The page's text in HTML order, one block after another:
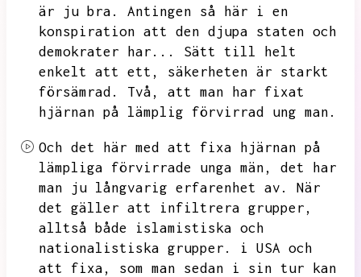
är ju bra.
Antingen så här i en
konspiration att den djupa staten och
demokrater har...
Sätt till helt
enkelt att ett,
säkerheten är starkt
försämrad.
Två,
att man har fixat
hjärnan på lämplig förvirrad ung man.
Och det här med att fixa hjärnan på
lämpliga förvirrade unga män,
det har
man ju långvarig erfarenhet av.
När
det gäller att infiltrera grupper,
alltså både islamistiska och
nationalistiska grupper.
i USA och
att fixa,
som man sedan i sin tur kan